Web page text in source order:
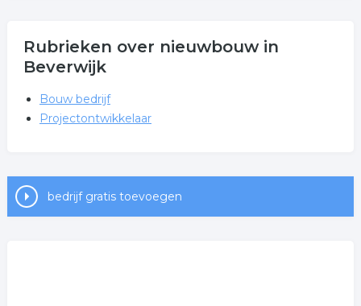
Rubrieken over nieuwbouw in
Beverwijk
Bouw bedrijf
Projectontwikkelaar
bedrijf gratis toevoegen